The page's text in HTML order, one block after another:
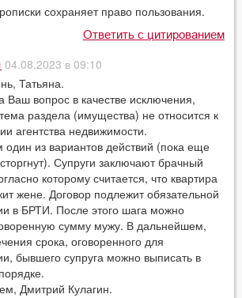
сохраняет право пользования.
Ответить с цитированием
04.08.2023 в 09:10
Татьяна.
Ваш вопрос в качестве исключения,
раздела (имущества) не относится к
агентства недвижимости.
один из вариантов действий (пока еще
Супруги заключают брачный
которому считается, что квартира
жене. Договор подлежит обязательной
в БРТИ. После этого шага можно
сумму мужу. В дальнейшем,
срока, оговоренного для
бывшего супруга можно выписать в
Дмитрий Кулагин.